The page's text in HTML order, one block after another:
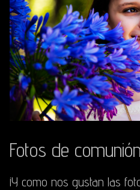
Fotos de
¡Y como nos gustan las